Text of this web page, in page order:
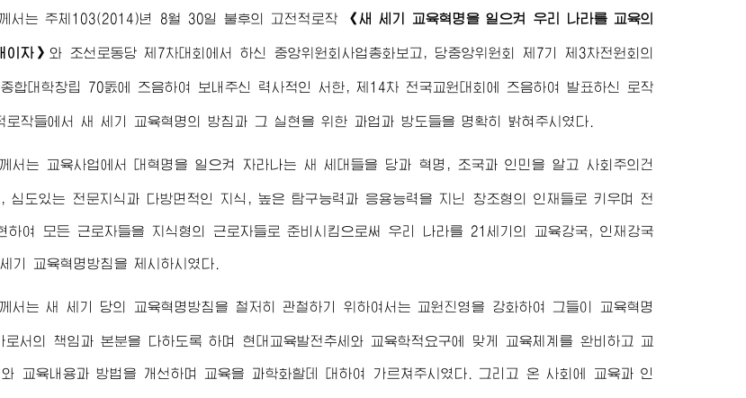
께서는 주체103(2014)년 8월 30일 불후의 고전적로작 《새 세기 교육혁명을 일으켜 우리 나라를 교육의
이자》 와 조선로동당 제7차대회에서 하신 중앙위원회사업총화보고, 당중앙위원회 제7기 제3차전원회의
종합대학창립 70돐에 즈음하여 보내주신 력사적인 서한, 제14차 전국교원대회에 즈음하여 발표하신 로작
로작들에서 새 세기 교육혁명의 방침과 그 실현을 위한 과업과 방도들을 명확히 밝혀주시였다.
께서는 교육사업에서 대혁명을 일으켜 자라나는 새 세대들을 당과 혁명, 조국과 인민을 알고 사회주의건
심도있는 전문지식과 다방면적인 지식, 높은 탐구능력과 응용능력을 지닌 창조형의 인재들로 키우며 전
하여 모든 근로자들을 지식형의 근로자들로 준비시킴으로써 우리 나라를 21세기의 교육강국, 인재강국
기 교육혁명방침을 제시하시였다.
께서는 새 세기 당의 교육혁명방침을 철저히 관철하기 위하여서는 교원진영을 강화하여 그들이 교육혁명
로서의 책임과 본분을 다하도록 하며 현대교육발전추세와 교육학적요구에 맞게 교육체계를 완비하고 교
교육내용과 방법을 개선하며 교육을 과학화할데 대하여 가르쳐주시였다. 그리고 온 사회에 교육과 인